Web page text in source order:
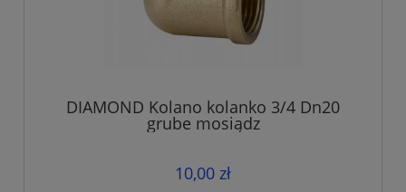
DIAMOND Kolano kolanko 3/4 Dn20
grube mosiądz
10,00 zł